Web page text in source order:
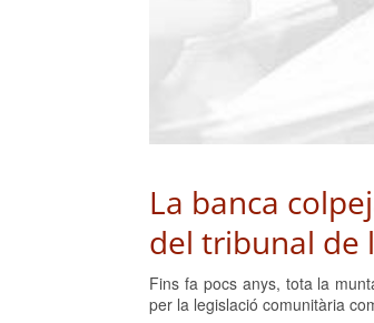
La banca
del tribunal de
Fins fa pocs anys, tota la
per la legislació comunitària